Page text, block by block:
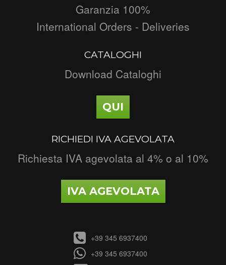
Garanzia 100%
International Orders - Deliveries
CATALOGHI
Download Cataloghi
QUI
RICHIEDI IVA AGEVOLATA
Richiesta IVA agevolata al 4% o al 10%
IVA AGEVOLATA
+39 345 6937400
+39 345 6937400